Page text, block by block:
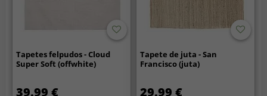
Tapetes felpudos - Cloud
Super Soft (offwhite)
39.99 €
Tapete de juta - San
Francisco (juta)
29.99 €